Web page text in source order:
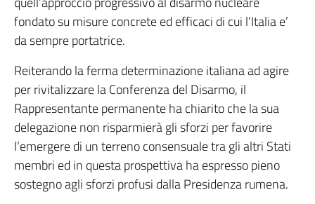
fondato su misure concrete ed efficaci di cui l’Italia e’
da sempre portatrice.
Reiterando la ferma determinazione italiana ad agire
per rivitalizzare la Conferenza del Disarmo, il
Rappresentante permanente ha chiarito che la sua
delegazione non risparmierà gli sforzi per favorire
l’emergere di un terreno consensuale tra gli altri Stati
membri ed in questa prospettiva ha espresso pieno
sostegno agli sforzi profusi dalla Presidenza rumena.